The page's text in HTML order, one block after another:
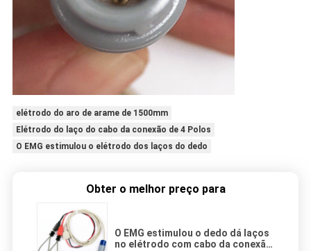
elétrodo do aro de arame de 1500mm
Elétrodo do laço do cabo da conexão de 4 Polos
O EMG estimulou o elétrodo dos laços do dedo
Obter o melhor preço para
O EMG estimulou o dedo dá laços
no elétrodo com cabo da conexão